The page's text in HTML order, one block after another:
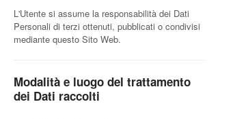
L'Utente si assume la responsabilità dei Dati
Personali di terzi ottenuti, pubblicati o condivisi
mediante questo Sito Web.
Modalità e luogo del trattamento
dei Dati raccolti